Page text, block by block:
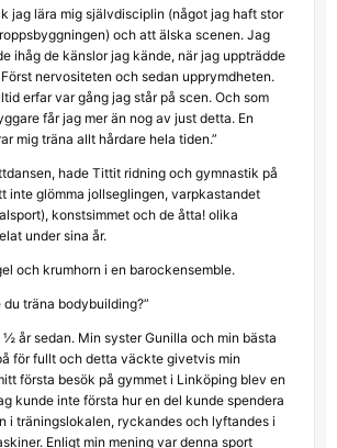
jag lära mig självdisciplin (något jag haft stor
och att älska scenen. Jag
ihåg de känslor jag kände, när jag uppträdde
nervositeten och sedan upprymdheten.
erfar var gång jag står på scen. Och som
får jag mer än nog av just detta. En
mig träna allt hårdare hela tiden.”
hade Tittit ridning och gymnastik på
inte glömma jollseglingen, varpkastandet
konstsimmet och de åtta! olika
under sina år.
och krumhorn i en barockensemble.
du träna bodybuilding?”
½ år sedan. Min syster Gunilla och min bästa
för fullt och detta väckte givetvis min
första besök på gymmet i Linköping blev en
kunde inte första hur en del kunde spendera
i träningslokalen, ryckandes och lyftandes i
Enligt min mening var denna sport